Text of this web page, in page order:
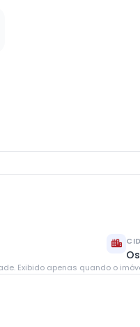
Exibido apenas quando o